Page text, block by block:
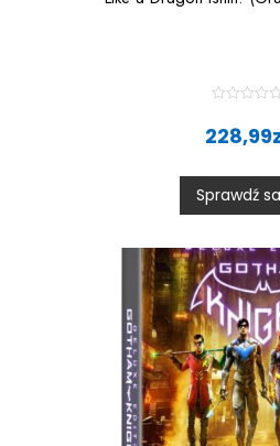
t
0
o
t
5
228,99
Sprawdź